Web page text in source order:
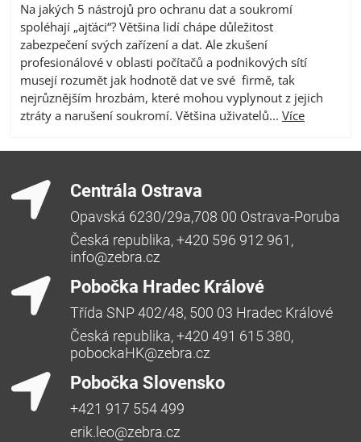
Na jakých 5 nástrojů pro ochranu dat a soukromí
spoléhají „ajťáci“? Většina lidí chápe důležitost
zabezpečení svých zařízení a dat. Ale zkušení
profesionálové v oblasti počítačů a podnikových sítí
musejí rozumět jak hodnotě dat ve své firmě, tak
nejrůznějším hrozbám, které mohou vyplynout z jejich
ztráty a narušení soukromí. Většina uživatelů... Více
Centrála Ostrava
Opavská 6230/29a,708 00 Ostrava-Poruba
Česká republika, +420 596 912 961,
info@zebra.cz
Pobočka Hradec Králové
Třída SNP 402/48, 500 03 Hradec Králové
Česká republika, +420 491 615 380,
pobockaHK@zebra.cz
Pobočka Slovensko
+421 917 554 499
erik.leo@zebra.cz